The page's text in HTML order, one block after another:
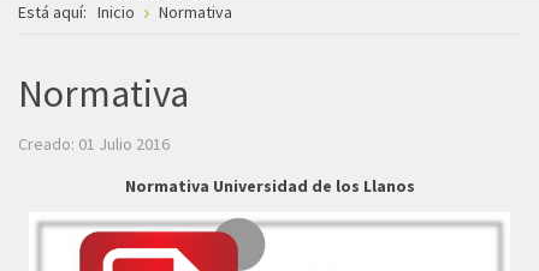
Está aquí: Inicio Normativa
Normativa
Creado: 01 Julio 2016
Normativa Universidad de los Llanos